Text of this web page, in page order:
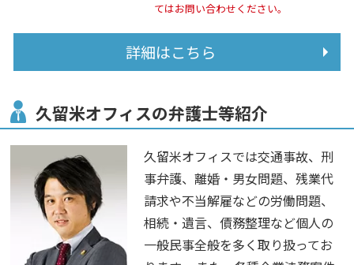
てはお問い合わせください。
詳細はこちら
久留米オフィスの弁護士等紹介
久留米オフィスでは交通事故、刑
事弁護、離婚・男女問題、残業代
請求や不当解雇などの労働問題、
相続・遺言、債務整理など個人の
一般民事全般を多く取り扱ってお